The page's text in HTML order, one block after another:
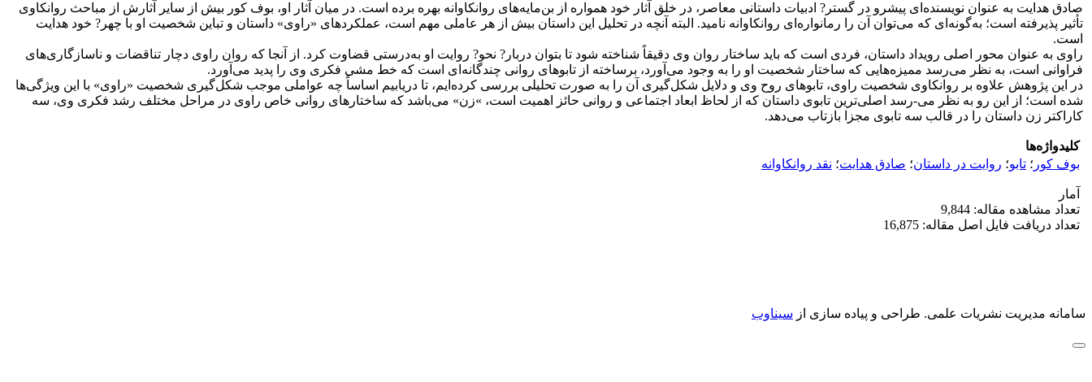
صادق هدایت به عنوان نویسنده‌ای پیشرو در گستر? ادبیات داستانی معاصر، در خلق آثار خود همواره از بن‌مایه‌های روانکاوانه بهره برده است. در میان آثار او، بوف کور بیش از سایر آثارش از مباحث روانکاوی
تأثیر پذیرفته است؛ به‌گونه‌ای که می‌توان آن را رمانواره‌ای روانکاوانه نامید. البته آنچه در تحلیل این داستان بیش از هر عاملی مهم است، عملکردهای «راوی» داستان و تباین شخصیت او با چهر? خود هدایت
است.
راوی به عنوان محور اصلی رویداد داستان، فردی است که باید ساختار روان وی دقیقاً شناخته شود تا بتوان دربار? نحو? روایت او به‌درستی قضاوت کرد. از آنجا که روان راوی دچار تناقضات و ناسازگاری‌های
فراوانی است، به نظر می‌رسد ممیزه‌هایی که ساختار شخصیت او را به وجود می‌آورد، برساخته از تابوهای روانی چندگانه‌ای است که خط مشی‌ فکری وی را پدید می‌آورد.
در این پژوهش علاوه بر روانکاوی شخصیت راوی، تابوهای روح وی و دلایل شکل‌گیری آن را به صورت تحلیلی بررسی کرده‌ایم، تا دریابیم اساساً چه عواملی موجب شکل‌گیری شخصیت «راوی» با این ویژگی‌ها
شده است؛ از این رو به نظر می-رسد اصلی‌ترین تابوی داستان که از لحاظ ابعاد اجتماعی و روانی حائز اهمیت است،‌ »زن» می‌باشد که ساختارهای روانی خاص راوی در مراحل مختلف رشد فکری وی، سه
کاراکتر زن داستان را در قالب سه تابوی مجزا بازتاب می‌دهد.
کلیدواژه‌ها
بوف کور ؛ تابو؛ روایت در داستان؛ صادق هدایت؛ نقد روانکاوانه
آمار
تعداد مشاهده مقاله: 9,844
تعداد دریافت فایل اصل مقاله: 16,875
سامانه مدیریت نشریات علمی. طراحی و پیاده سازی از سیناوب